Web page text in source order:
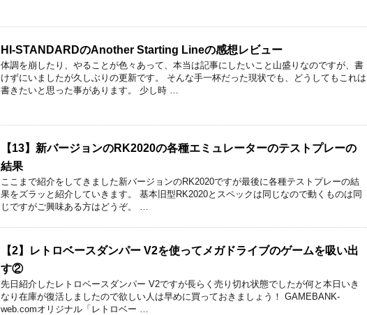
HI-STANDARDのAnother Starting Lineの感想レビュー
体調を崩したり、やることが色々あって、本当は記事にしたいこと山盛りなのですが、書
けずにいましたが久しぶりの更新です。 そんな手一杯だった現状でも、どうしてもこれは
書きたいと思った事があります。 少し時 …
【13】新バージョンのRK2020の各種エミュレーターのテストプレーの
結果
ここまで紹介をしてきました新バージョンのRK2020ですが最後に各種テストプレーの結
果をズラッと紹介していきます。 基本旧型RK2020とスペックは同じなので動くものは同
じですがご興味ある方はどうぞ。 …
【2】レトロベースダンパー V2を使ってメガドライブのゲームを吸い出
す②
先日紹介したレトロベースダンパー V2ですが長らく売り切れ状態でしたが何と本日いき
なり在庫が復活しましたので欲しい人は早めに買っておきましょう！ GAMEBANK-
web.comオリジナル「レトロベー …